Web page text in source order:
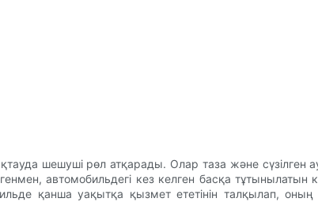
шешуші рөл атқарады. Олар таза және
автомобильдегі кез келген басқа тұтынылатын
қанша уақытқа қызмет ететінін талқылап,